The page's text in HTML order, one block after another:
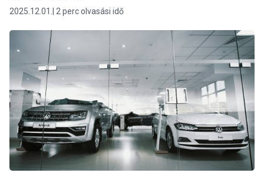
2025.12.01. 2 perc olvasási idő